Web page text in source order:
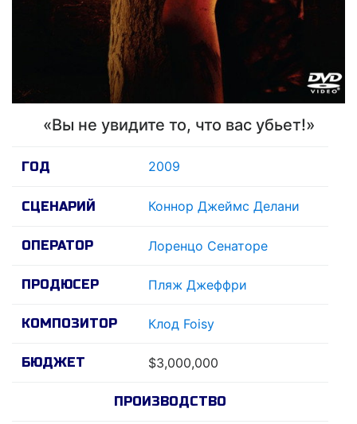
«Вы не увидите то, что вас убьет!»
ГОД 2009
СЦЕНАРИЙ Коннор Джеймс Делани
ОПЕРАТОР Лоренцо Сенаторе
ПРОДЮСЕР Пляж Джеффри
КОМПОЗИТОР Клод Foisy
БЮДЖЕТ $3,000,000
ПРОИЗВОДСТВО